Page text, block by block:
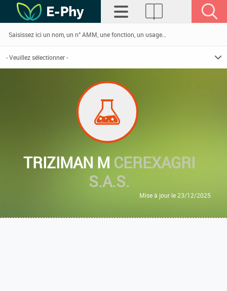
TRIZIMAN M CEREXAGRI
S.A.S.
Mise à jour le 23/12/2025